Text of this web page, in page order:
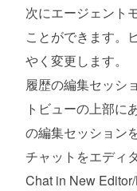
次にエージェント
ことができます。
やく変更します。
履歴の編集セッシ
トビューの上部に
の編集セッション
チャットをエディ
Chat in New